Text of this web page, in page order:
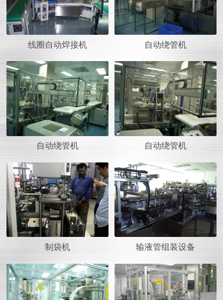
线圈自动焊接机 自动绕管机
自动绕管机 自动绕管机
制袋机 输液管组装设备